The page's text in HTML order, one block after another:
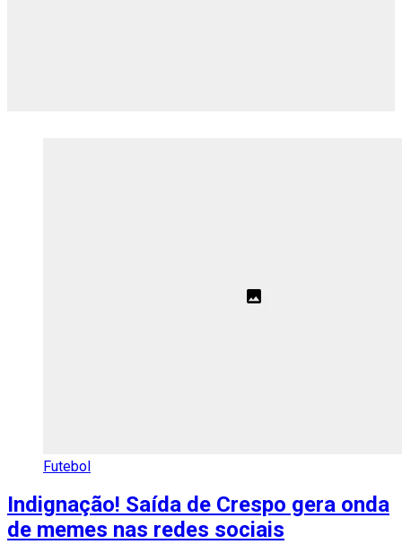
Futebol
Indignação! Saída de Crespo gera onda
de memes nas redes sociais